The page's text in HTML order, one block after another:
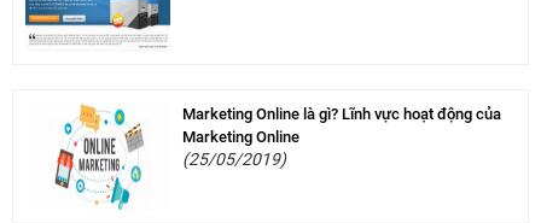
Marketing Online là gì? Lĩnh vực hoạt động của
Marketing Online
(25/05/2019)